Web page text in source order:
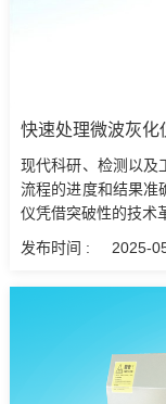
快速处理‌微波灰化
现代科研、检测以及
流程的进度和结果准
仪凭借突破性的技术
发布时间 :
2025-